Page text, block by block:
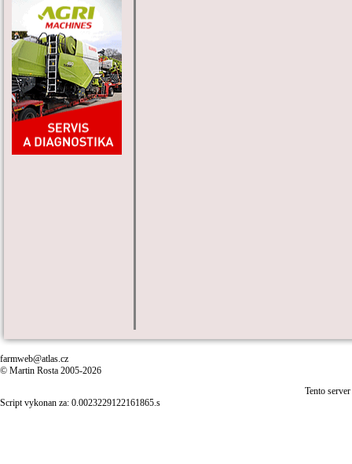
farmweb@atlas.cz
© Martin Rosta 2005-2026
Tento
Script vykonan za: 0.0023229122161865.s